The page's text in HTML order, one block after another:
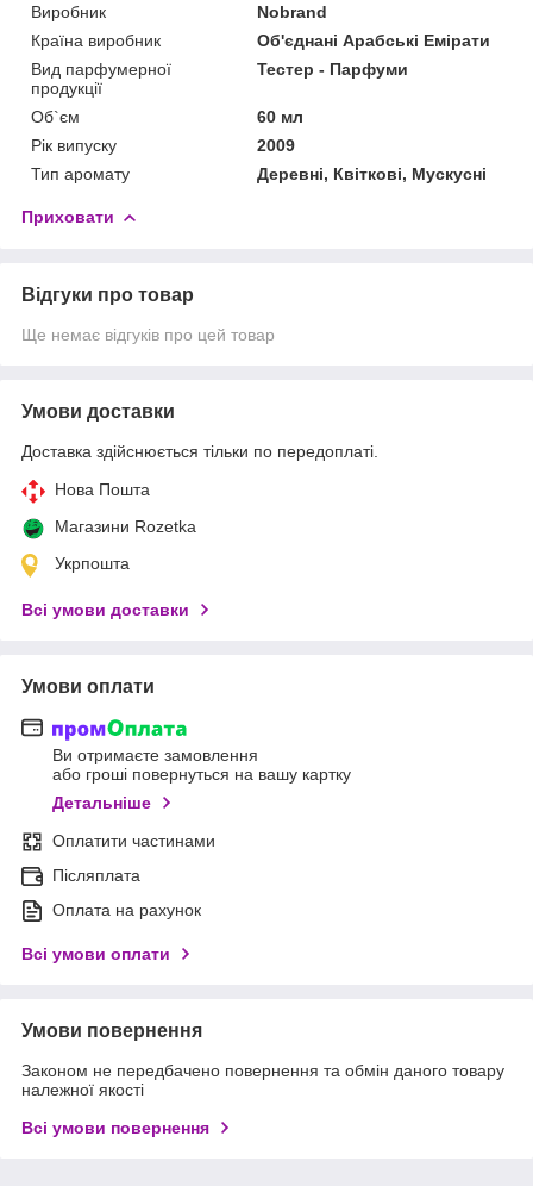
Виробник
Nobrand
Країна виробник
Об'єднані Арабські Емірати
Вид парфумерної
продукції
Тестер - Парфуми
Об`єм
60 мл
Рік випуску
2009
Тип аромату
Деревні, Квіткові, Мускусні
Приховати
Відгуки про товар
Ще немає відгуків про цей товар
Умови доставки
Доставка здійснюється тільки по передоплаті.
Нова Пошта
Магазини Rozetka
Укрпошта
Всі умови доставки
Умови оплати
Ви отримаєте замовлення
або гроші повернуться на вашу картку
Детальніше
Оплатити частинами
Післяплата
Оплата на рахунок
Всі умови оплати
Умови повернення
Законом не передбачено повернення та обмін даного товару
належної якості
Всі умови повернення